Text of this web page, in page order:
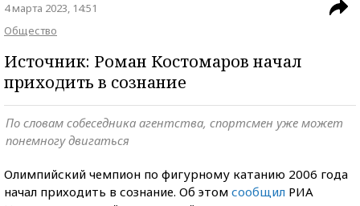
4 марта 2023, 14:51
Общество
Источник: Роман Костомаров начал
приходить в сознание
По словам собеседника агентства, спортсмен уже может
понемногу двигаться
Олимпийский чемпион по фигурному катанию 2006 года
начал приходить в сознание. Об этом сообщил РИА